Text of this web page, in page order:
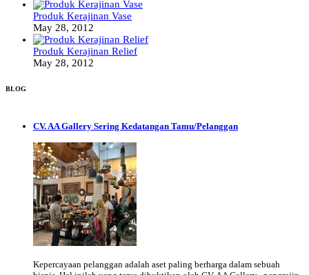
Produk Kerajinan Vase
May 28, 2012
Produk Kerajinan Relief
May 28, 2012
BLOG
CV. AA Gallery Sering Kedatangan Tamu/Pelanggan
Kepercayaan pelanggan adalah aset paling berharga dalam sebuah